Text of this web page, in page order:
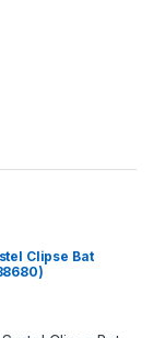
Clipse Bat